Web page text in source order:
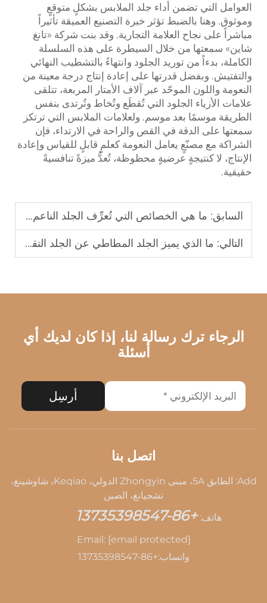
العوامل التي تضمن أداء جلد الملابس بشكلٍ متوقعٍ
وموثوق. وهنا بالضبط تؤثر خبرة التصنيع العميقة تأثيراً
مباشراً على نجاح العلامة التجارية. وقد بنت شركة «تانغ
شاين» سمعتها من خلال السيطرة على هذه السلسلة
الكاملة، بدءاً من توريد الجلود وانتهاءً بالتشطيب النهائي
والتفتيش. وبفضل قدرتها على إعادة إنتاج درجة معينة من
النعومة واللون الموحّد عبر آلاف الأمتار المربعة، تتلقى
علامات الأزياء الجلود التي تُقطَع وتُخاط وتُرتدى بنفس
الطريقة موسمًا بعد موسم. ولعلامات الملابس التي ترتكز
سمعتها على الدقة في القص والراحة في الارتداء، فإن
الشراكة مع مصنّعٍ يعامل النعومة كعلمٍ قابلٍ للقياس وإعادة
الإنتاج، لا كنتيجةٍ عرضيةٍ محظوظة، تُعدُّ ميزةً تنافسيةً
حقيقية.
السابق: ما هي الخصائص التي تُعرِّف الجلد الناعم عالي الجودة المستخدم في الملابس؟
التالي: ما الذي يميز الجلد المطاطي عن الجلد التقليدي غير المطاطي؟
الرجاء ترك رسالة لنا، إذا كان لديك أي
أسئلة
أرسِل
اتصل بنا
Add: الطابق 5A، مبنى Zhongyin الدولي، Keqiao، شاوشينغ،
تشجيانغ، الصين
هاتف: +86-13735398547
Email: [email protected]
واتساب:+86-13735398547